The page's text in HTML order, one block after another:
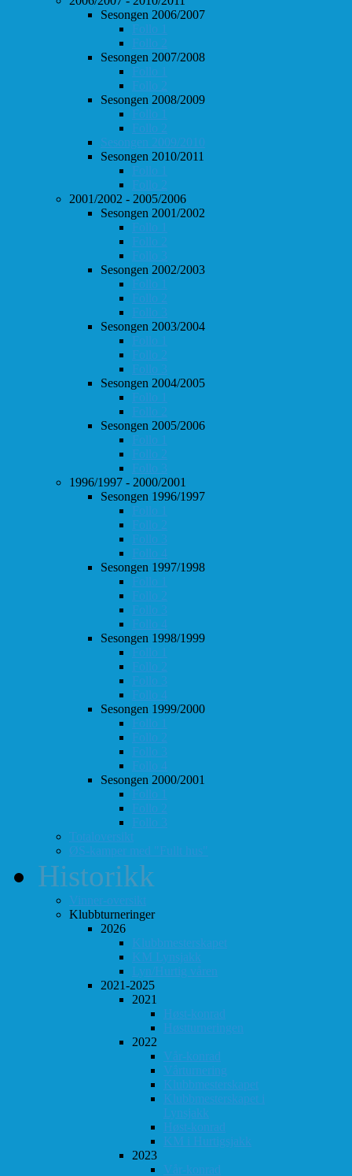
Sesongen 2006/2007
Follo 1
Follo 2
Sesongen 2007/2008
Follo 1
Follo 2
Sesongen 2008/2009
Follo 1
Follo 2
Sesongen 2009/2010
Sesongen 2010/2011
Follo 1
Follo 2
2001/2002 - 2005/2006
Sesongen 2001/2002
Follo 1
Follo 2
Follo 3
Sesongen 2002/2003
Follo 1
Follo 2
Follo 3
Sesongen 2003/2004
Follo 1
Follo 2
Follo 3
Sesongen 2004/2005
Follo 1
Follo 2
Sesongen 2005/2006
Follo 1
Follo 2
Follo 3
1996/1997 - 2000/2001
Sesongen 1996/1997
Follo 1
Follo 2
Follo 3
Follo 4
Sesongen 1997/1998
Follo 1
Follo 2
Follo 3
Follo 4
Sesongen 1998/1999
Follo 1
Follo 2
Follo 3
Follo 4
Sesongen 1999/2000
Follo 1
Follo 2
Follo 3
Follo 4
Sesongen 2000/2001
Follo 1
Follo 2
Follo 3
Totaloversikt
ØS-kamper med "Fullt hus"
Historikk
Vinner-oversikt
Klubbturneringer
2026
Klubbmesterskapet
KM Lynsjakk
Lyn/Hurtig våren
2021-2025
2021
Høst-konrad
Høstturneringen
2022
Vår-konrad
Vårturnering
Klubbmesterskapet
Klubbmesterskapet i
Lynsjakk
Høst-konrad
KM i Hurtigsjakk
2023
Vår-konrad